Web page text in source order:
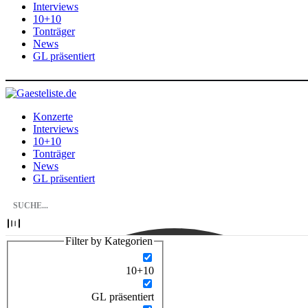
Interviews
10+10
Tonträger
News
GL präsentiert
Konzerte
Interviews
10+10
Tonträger
News
GL präsentiert
Filter by Kategorien
10+10
GL präsentiert